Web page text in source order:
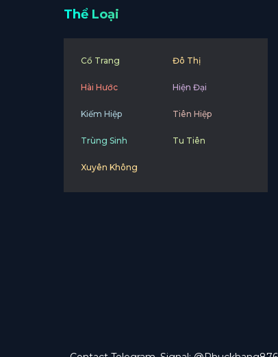
Thể Loại
Cổ Trang Đô Thị
Hài Hước Hiện Đại
Kiếm Hiệp Tiên Hiệp
Trùng Sinh Tu Tiên
Xuyên Không